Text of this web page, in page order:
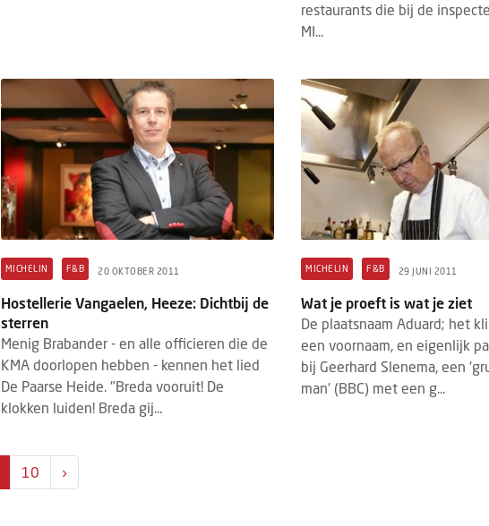
restaurants die bij de
MI...
MICHELIN F&B 20 OKTOBER 2011
Hostellerie Vangaelen, Heeze: Dichtbij de
sterren
Menig Brabander - en alle officieren die de
KMA doorlopen hebben - kennen het lied
De Paarse Heide. "Breda vooruit! De
klokken luiden! Breda gij...
MICHELIN F&B 29 JUNI 2011
Wat je proeft is wat je ziet
De plaatsnaam Aduard; het
een voornaam, en eigenlijk
bij Geerhard Slenema, een
man' (BBC) met een g...
10 ›